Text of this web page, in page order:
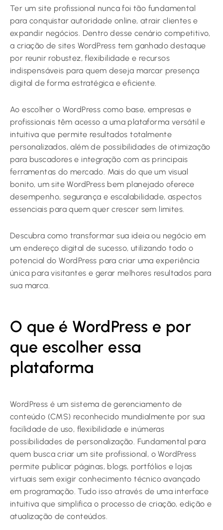
Ter um site profissional nunca foi tão fundamental
para conquistar autoridade online, atrair clientes e
expandir negócios. Dentro desse cenário competitivo,
a criação de sites WordPress tem ganhado destaque
por reunir robustez, flexibilidade e recursos
indispensáveis para quem deseja marcar presença
digital de forma estratégica e eficiente.
Ao escolher o WordPress como base, empresas e
profissionais têm acesso a uma plataforma versátil e
intuitiva que permite resultados totalmente
personalizados, além de possibilidades de otimização
para buscadores e integração com as principais
ferramentas do mercado. Mais do que um visual
bonito, um site WordPress bem planejado oferece
desempenho, segurança e escalabilidade, aspectos
essenciais para quem quer crescer sem limites.
Descubra como transformar sua ideia ou negócio em
um endereço digital de sucesso, utilizando todo o
potencial do WordPress para criar uma experiência
única para visitantes e gerar melhores resultados para
sua marca.
O que é WordPress e por
que escolher essa
plataforma
WordPress é um sistema de gerenciamento de
conteúdo (CMS) reconhecido mundialmente por sua
facilidade de uso, flexibilidade e inúmeras
possibilidades de personalização. Fundamental para
quem busca criar um site profissional, o WordPress
permite publicar páginas, blogs, portfólios e lojas
virtuais sem exigir conhecimento técnico avançado
em programação. Tudo isso através de uma interface
intuitiva que simplifica o processo de criação, edição e
atualização de conteúdos.